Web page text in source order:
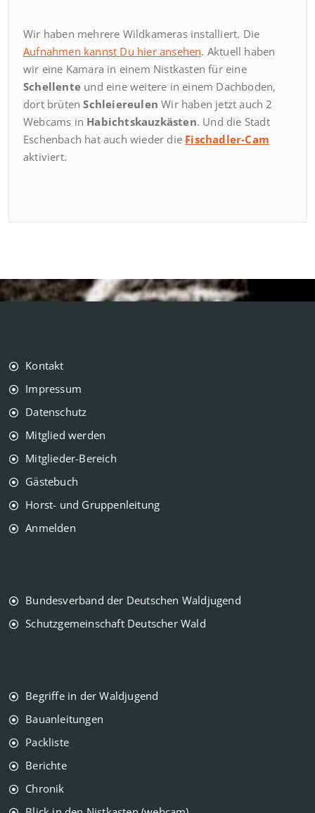
Wir haben mehrere Wildkameras installiert. Die
Aufnahmen kannst Du hier ansehen. Aktuell haben
wir eine Kamara in einem Nistkasten für eine
Schellente und eine weitere in einem Dachboden,
dort brütenSchleiereulen Wir haben jetzt auch 2
Webcams in Habichtskauzkästen. Und die Stadt
Eschenbach hat auch wieder die Fischadler-Cam
aktiviert.
Kontakt
Impressum
Datenschutz
Mitglied werden
Mitglieder-Bereich
Gästebuch
Horst- und Gruppenleitung
Anmelden
Bundesverband der Deutschen Waldjugend
Schutzgemeinschaft Deutscher Wald
Begriffe in der Waldjugend
Bauanleitungen
Packliste
Berichte
Chronik